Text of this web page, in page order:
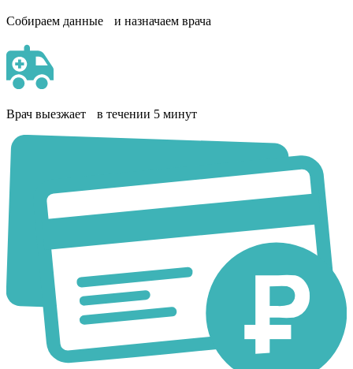
Собираем данные и назначаем врача
Врач выезжает в течении 5 минут